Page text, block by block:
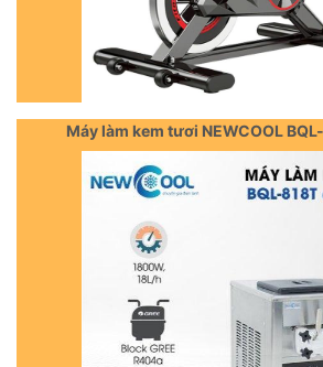
Máy làm kem tươi NEWCOOL